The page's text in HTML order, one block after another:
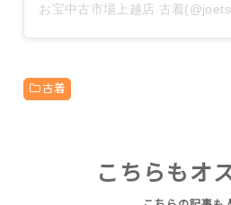
古着
こちらもオ